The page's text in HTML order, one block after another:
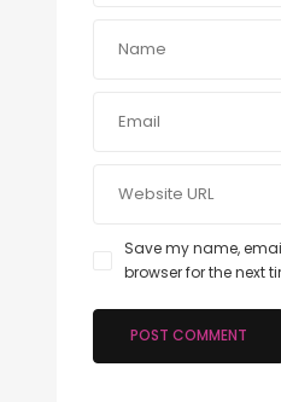
Save my name,
browser for the next